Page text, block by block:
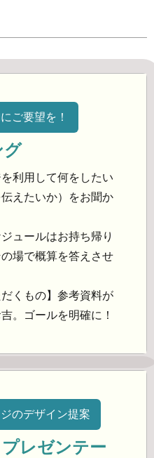
ご要望を！
グ
利用して何をしたい
えたいか）をお聞か
ュールはお持ち帰り
場で概算を答えさせ
だくもの】参考資料が
。ゴールを明確に！
のデザイン提案
レゼンテー